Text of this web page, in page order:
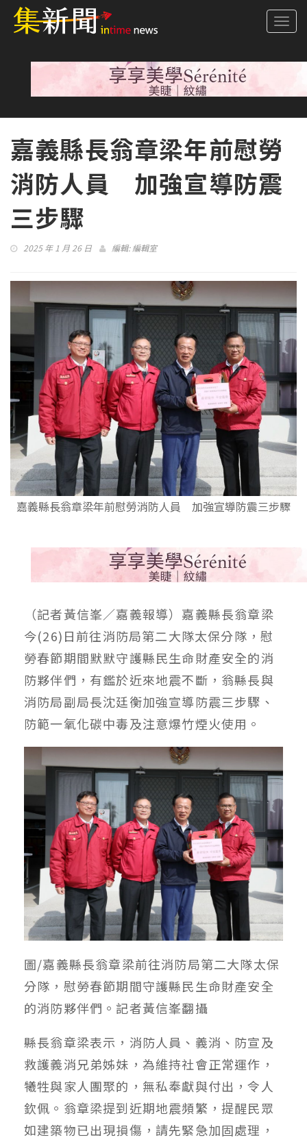
嘉義縣長翁章梁年前慰勞
消防人員 加強宣導防震
三步驟
2025 年 1 月 26 日 編輯:編輯室
嘉義縣長翁章梁年前慰勞消防人員 加強宣導防震三步驟
（記者黃信峯／嘉義報導）嘉義縣長翁章梁
今(26)日前往消防局第二大隊太保分隊，慰
勞春節期間默默守護縣民生命財產安全的消
防夥伴們，有鑑於近來地震不斷，翁縣長與
消防局副局長沈廷衡加強宣導防震三步驟、
防範一氧化碳中毒及注意爆竹煙火使用。
圖/嘉義縣長翁章梁前往消防局第二大隊太保
分隊，慰勞春節期間守護縣民生命財產安全
的消防夥伴們。記者黃信峯翻攝
縣長翁章梁表示，消防人員、義消、防宣及
救護義消兄弟姊妹，為維持社會正常運作，
犧牲與家人團聚的，無私奉獻與付出，令人
欽佩。翁章梁提到近期地震頻繁，提醒民眾
如建築物已出現損傷，請先緊急加固處理，